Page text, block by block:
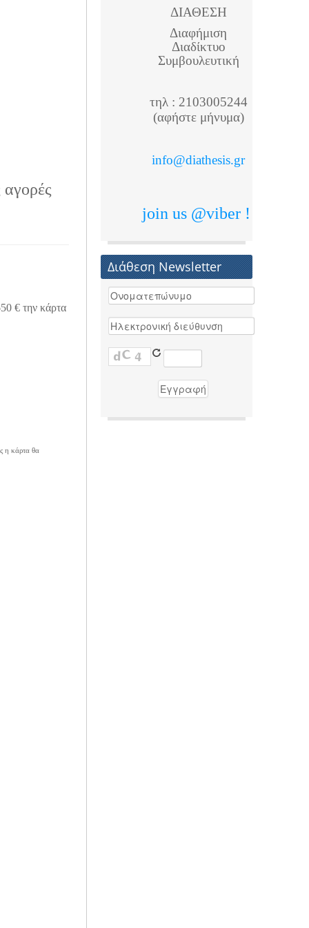
€ την κάρτα
η κάρτα θα
ΔΙΑΘΕΣΗ
Διαφήμιση
Διαδίκτυο
Συμβουλευτική
τηλ : 2103005244
(αφήστε μήνυμα)
info@diathesis.gr
join us @viber !
Διάθεση Newsletter